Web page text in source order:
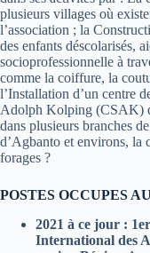
plusieurs villages où
l’association ; la
des enfants déscolarisés,
socioprofessionnelle à
comme la coiffure, la
l’Installation d’un centre
Adolph Kolping (CSAK)
dans plusieurs branches
d’Agbanto et environs, la
forages ?
POSTES OCCUPES
2021 à ce jour :
International des